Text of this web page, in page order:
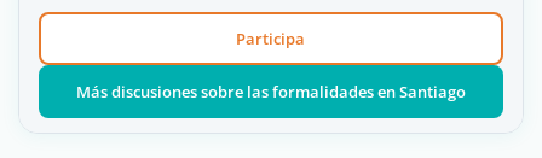
Participa
Más discusiones sobre las formalidades en Santiago